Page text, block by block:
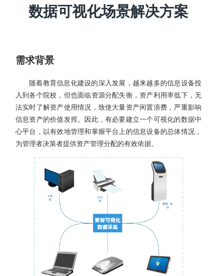
数据可视化场景解决方案
需求背景
随着教育信息化建设的深入发展，越来越多的信息设备投
入到各个院校，但也面临资源分配失衡，资产利用率低下，无
法实时了解资产使用情况，致使大量资产闲置浪费，严重影响
信息资产的价值发挥。因此，有必要建立一个可视化的数据中
心平台，以有效地管理和掌握平台上的信息设备的总体情况，
为管理者决策者提供资产管理分配的有效依据。